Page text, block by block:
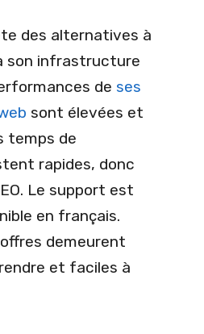
des alternatives à
son infrastructure
de ses
sont élevées et
temps de
rapides, donc
Le support est
en français.
demeurent
et faciles à